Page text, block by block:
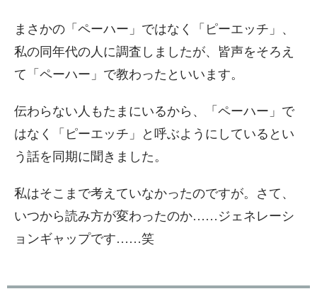
まさかの「ペーハー」ではなく「ピーエッチ」、
私の同年代の人に調査しましたが、皆声をそろえ
て「ペーハー」で教わったといいます。
伝わらない人もたまにいるから、「ペーハー」で
はなく「ピーエッチ」と呼ぶようにしているとい
う話を同期に聞きました。
私はそこまで考えていなかったのですが。さて、
いつから読み方が変わったのか……ジェネレーシ
ョンギャップです……笑